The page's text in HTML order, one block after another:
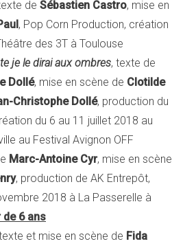
de Sébastien Castro, mise en
, Pop Corn Production, création
des 3T à Toulouse
je le dirai aux ombres, texte de
Dollé, mise en scène de Clotilde
Christophe Dollé, production du
du 6 au 11 juillet 2018 au
au Festival Avignon OFF
Marc-Antoine Cyr, mise en scène
, production de AK Entrepôt,
2018 à La Passerelle à
de 6 ans
et mise en scène de Fida